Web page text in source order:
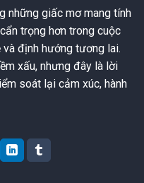
những giấc mơ mang tính
trọng hơn trong cuộc
định hướng tương lai.
xấu, nhưng đây là lời
soát lại cảm xúc, hành